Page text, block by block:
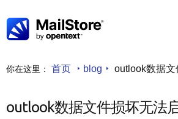
你在这里： 首页 blog outlook数据
outlook数据文件损坏无法